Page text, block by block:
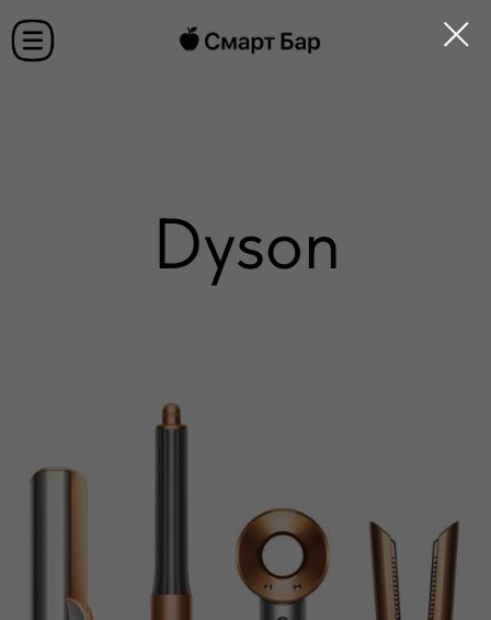
Dyson